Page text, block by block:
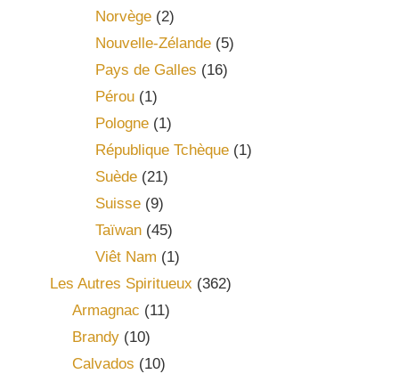
Norvège(2)
Nouvelle-Zélande(5)
Pays de Galles (16)
Pérou(1)
Pologne(1)
République Tchèque(1)
Suède(21)
Suisse(9)
Taïwan(45)
Viêt Nam (1)
Les Autres Spiritueux (362)
Armagnac (11)
Brandy (10)
Calvados (10)